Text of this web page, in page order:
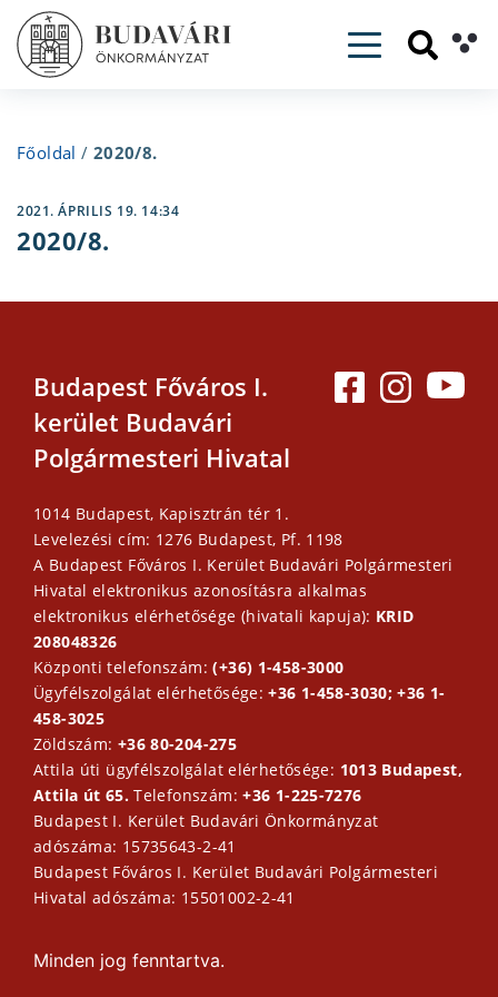
Toggle
Főoldal / 2020/8.
2021. ÁPRILIS 19. 14:34
2020/8.
Budapest Főváros I.
kerület Budavári
Polgármesteri Hivatal
1014 Budapest, Kapisztrán tér 1.
Levelezési cím: 1276 Budapest, Pf. 1198
A Budapest Főváros I. Kerület Budavári Polgármesteri
Hivatal elektronikus azonosításra alkalmas
elektronikus elérhetősége (hivatali kapuja): KRID
208048326
Központi telefonszám:(+36) 1-458-3000
Ügyfélszolgálat elérhetősége:+36 1-458-3030; +36 1-
458-3025
Zöldszám: +36 80-204-275
Attila úti ügyfélszolgálat elérhetősége: 1013 Budapest,
Attila út 65.Telefonszám:+36 1-225-7276
Budapest I. Kerület Budavári Önkormányzat
adószáma: 15735643-2-41
Budapest Főváros I. Kerület Budavári Polgármesteri
Hivatal adószáma: 15501002-2-41
Minden jog fenntartva.